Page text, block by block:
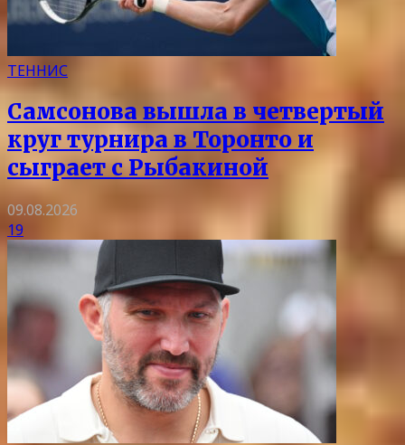
ТЕННИС
Самсонова вышла в четвертый
круг турнира в Торонто и
сыграет с Рыбакиной
09.08.2026
19